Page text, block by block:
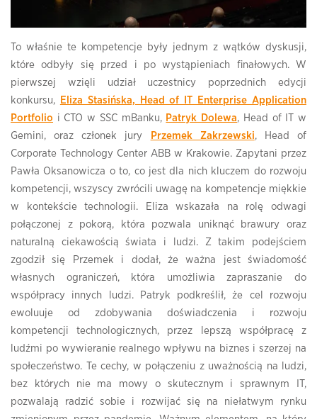
To właśnie te kompetencje były jednym z wątków dyskusji,
które odbyły się przed i po wystąpieniach finałowych. W
pierwszej wzięli udział uczestnicy poprzednich edycji
konkursu,
Eliza Stasińska, Head of IT Enterprise Application
Portfolio i CTO w SSC mBanku, Patryk Dolewa, Head of IT w
Gemini, oraz członek jury
Przemek Zakrzewski, Head of
Corporate Technology Center ABB w Krakowie. Zapytani przez
Pawła Oksanowicza o to, co jest dla nich kluczem do rozwoju
kompetencji, wszyscy zwrócili uwagę na kompetencje miękkie
w kontekście technologii. Eliza wskazała na rolę odwagi
połączonej z pokorą, która pozwala uniknąć brawury oraz
naturalną ciekawością świata i ludzi. Z takim podejściem
zgodził się Przemek i dodał, że ważna jest świadomość
własnych ograniczeń, która umożliwia zapraszanie do
współpracy innych ludzi. Patryk podkreślił, że cel rozwoju
ewoluuje od zdobywania doświadczenia i rozwoju
kompetencji technologicznych, przez lepszą współpracę z
ludźmi po wywieranie realnego wpływu na biznes i szerzej na
społeczeństwo. Te cechy, w połączeniu z uważnością na ludzi,
bez których nie ma mowy o skutecznym i sprawnym IT,
pozwalają radzić sobie i rozwijać się na niełatwym rynku